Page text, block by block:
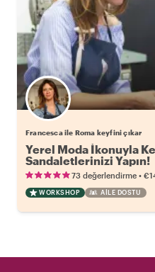
Francesca ile Roma keyfini çıkar
Yerel Moda İkonuyla
Sandaletlerinizi Yapın!
73 değerlendirme •
WORKSHOP AILE DOSTU